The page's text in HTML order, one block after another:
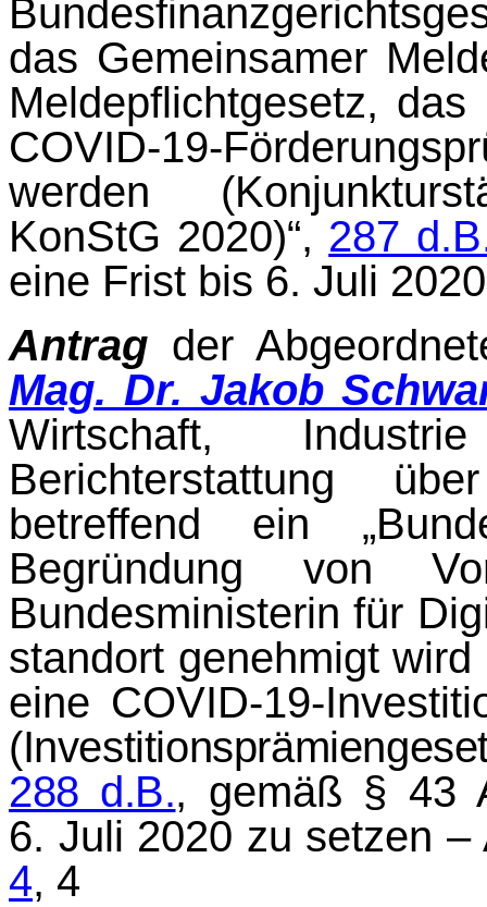
das Gemeinsamer
Meldepflichtgesetz,
COVID-19-
werden
KonStG 2020)“, 287
eine Frist bis 6. Juli
Antrag der
Mag. Dr. Jakob
Wirtschaft,
Berichterstattung
betreffend ein
Begründung von
Bundesministerin für
standort genehmigt
eine COVID-19-
288 d.B., gemäß § 43
6. Juli 2020 zu setzen
4, 4